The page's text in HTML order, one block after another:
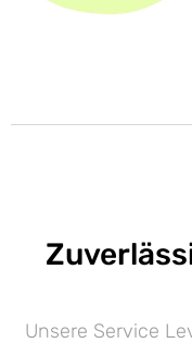
Unsere Service